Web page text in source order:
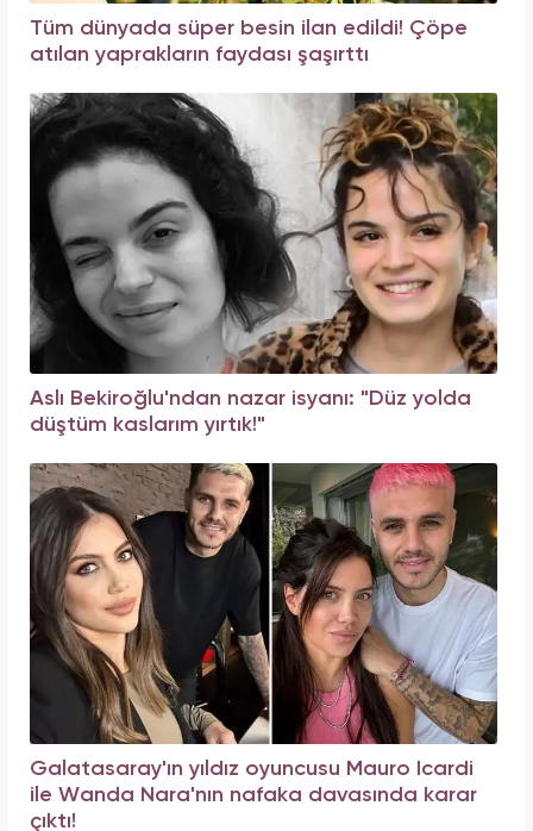
Tüm dünyada süper besin ilan edildi! Çöpe
atılan yaprakların faydası şaşırttı
Aslı Bekiroğlu'ndan nazar isyanı: "Düz yolda
düştüm kaslarım yırtık!"
Galatasaray'ın yıldız oyuncusu Mauro Icardi
ile Wanda Nara'nın nafaka davasında karar
çıktı!